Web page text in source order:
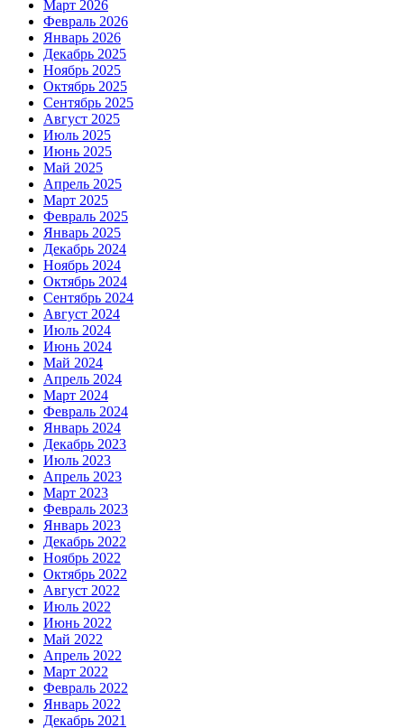
Март 2026
Февраль 2026
Январь 2026
Декабрь 2025
Ноябрь 2025
Октябрь 2025
Сентябрь 2025
Август 2025
Июль 2025
Июнь 2025
Май 2025
Апрель 2025
Март 2025
Февраль 2025
Январь 2025
Декабрь 2024
Ноябрь 2024
Октябрь 2024
Сентябрь 2024
Август 2024
Июль 2024
Июнь 2024
Май 2024
Апрель 2024
Март 2024
Февраль 2024
Январь 2024
Декабрь 2023
Июль 2023
Апрель 2023
Март 2023
Февраль 2023
Январь 2023
Декабрь 2022
Ноябрь 2022
Октябрь 2022
Август 2022
Июль 2022
Июнь 2022
Май 2022
Апрель 2022
Март 2022
Февраль 2022
Январь 2022
Декабрь 2021